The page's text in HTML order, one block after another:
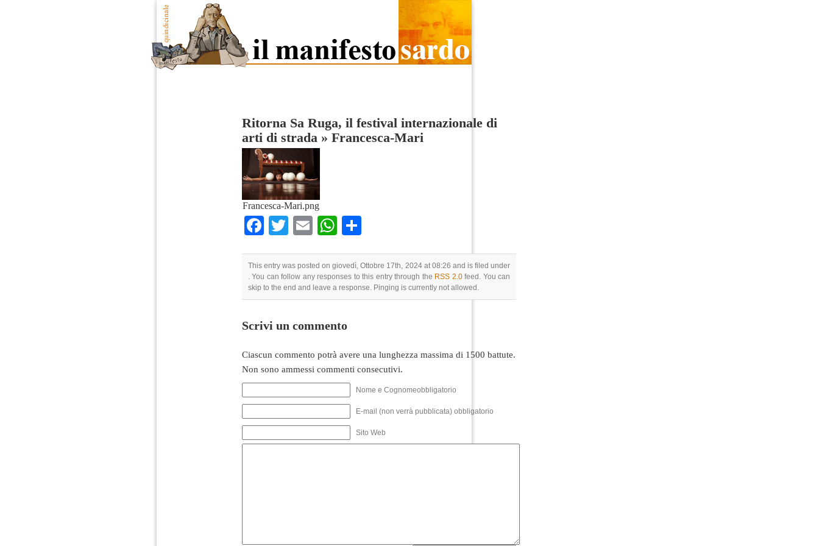
Ritorna Sa Ruga, il festival internazionale di
arti di strada » Francesca-Mari
Francesca-Mari.png
Facebook
TwitterEmailWhatsApp
This entry was posted on giovedì, Ottobre 17th, 2024 at 08:26 and is filed under
. You can follow any responses to this entry through the RSS 2.0feed. You can
skip to the end and leave a response. Pinging is currently not allowed.
Scrivi un commento
Ciascun commento potrà avere una lunghezza massima di 1500 battute.
Non sono ammessi commenti consecutivi.
Nome e Cognomeobbligatorio
E-mail (non verrà pubblicata) obbligatorio
Sito Web